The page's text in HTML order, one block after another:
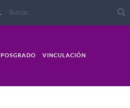
POSGRADO VINCULACIÓN